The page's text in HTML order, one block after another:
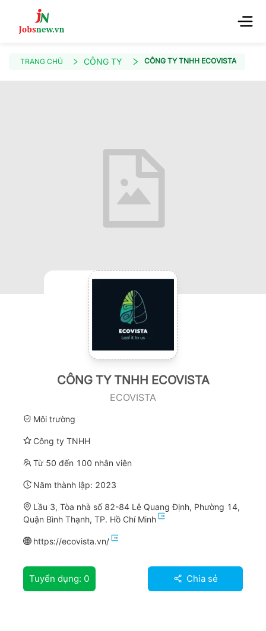
TRANG CHỦ CÔNG TY CÔNG TY TNHH ECOVISTA
CÔNG TY TNHH ECOVISTA
ECOVISTA
Môi trường
Công ty TNHH
Từ 50 đến 100 nhân viên
Năm thành lập: 2023
Lầu 3, Tòa nhà số 82-84 Lê Quang Định, Phường 14,
Quận Bình Thạnh, TP. Hồ Chí Minh
https://ecovista.vn/
Tuyển dụng: 0 Chia sẻ